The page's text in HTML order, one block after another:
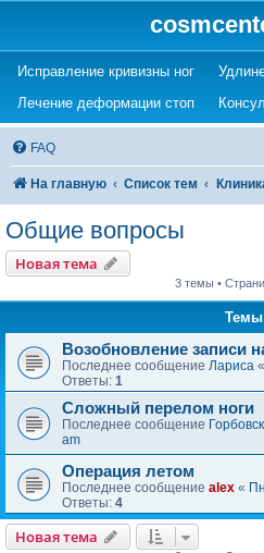
Исправление кривизны ног(Opens a
Лечение деформации стоп(Opens a
FAQ
На главную Список тем
Общие вопросы
Новая тема
3 темы •
Темы
Возобновление записи
Последнее сообщение Лариса «
Ответы: 1
Сложный перелом ноги
Последнее сообщение
am
Операция летом
Последнее сообщение alex «
Ответы: 4
Новая тема